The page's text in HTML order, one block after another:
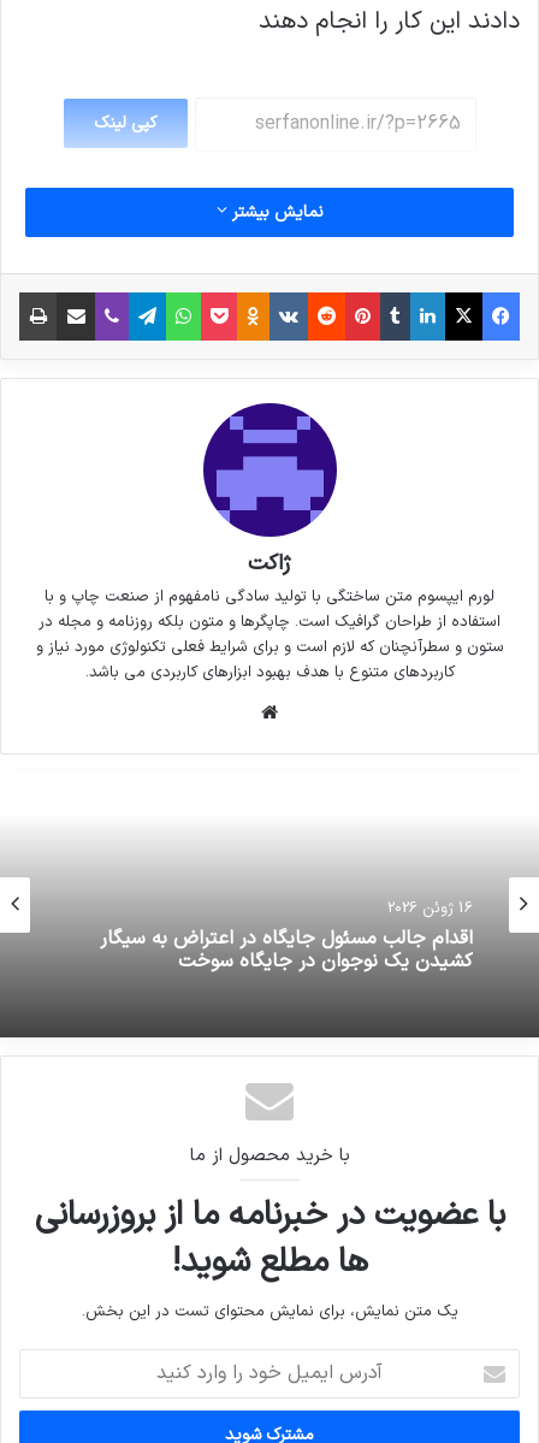
دادند این کار را انجام دهند
کپی لینک
نمایش بیشتر
فیس بوک X لینکدین
‫تامبلر‫پین‌ترست
‫رددیت‫VKontakte
‫Odnoklassniki
پاکتواتس آپ تلگراموایبر اشتراک گذاری از طریق ایمیل
ژاکت
لورم ایپسوم متن ساختگی با تولید سادگی نامفهوم از صنعت چاپ و با
استفاده از طراحان گرافیک است. چاپگرها و متون بلکه روزنامه و مجله در
ستون و سطرآنچنان که لازم است و برای شرایط فعلی تکنولوژی مورد نیاز و
کاربردهای متنوع با هدف بهبود ابزارهای کاربردی می باشد.
16 ژوئن 2026
اقدام جالب مسئول جایگاه در اعتراض به سیگار
کشیدن یک نوجوان در جایگاه سوخت
با خرید محصول از ما
با عضویت در خبرنامه ما از بروزرسانی
ها مطلع شوید!
یک متن نمایش، برای نمایش محتوای تست در این بخش.
ایمیل
خود